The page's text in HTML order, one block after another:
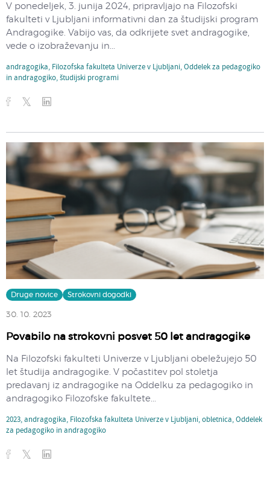
V ponedeljek, 3. junija 2024, pripravljajo na Filozofski
fakulteti v Ljubljani informativni dan za študijski program
Andragogike. Vabijo vas, da odkrijete svet andragogike,
vede o izobraževanju in...
andragogika, Filozofska fakulteta Univerze v Ljubljani,Oddelek za pedagogiko
in andragogiko,študijski programi
Druge novice Strokovni dogodki
30. 10. 2023
Povabilo na strokovni posvet 50 let andragogike
Na Filozofski fakulteti Univerze v Ljubljani obeležujejo 50
let študija andragogike. V počastitev pol stoletja
predavanj iz andragogike na Oddelku za pedagogiko in
andragogiko Filozofske fakultete...
2023,andragogika, Filozofska fakulteta Univerze v Ljubljani,obletnica,Oddelek
za pedagogiko in andragogiko